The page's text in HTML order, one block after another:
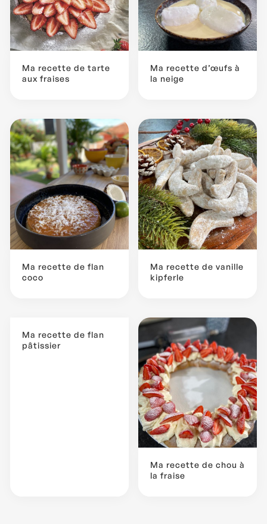
Ma recette de tarte
aux fraises
Ma recette d’œufs à
la neige
Ma recette de flan
coco
Ma recette de vanille
kipferle
Ma recette de flan
pâtissier
Ma recette de chou à
la fraise